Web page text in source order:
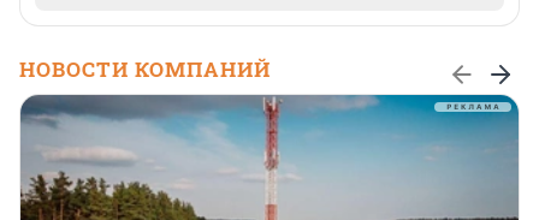
НОВОСТИ КОМПАНИЙ